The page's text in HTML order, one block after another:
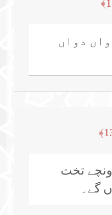
دواں
تخت
گے۔